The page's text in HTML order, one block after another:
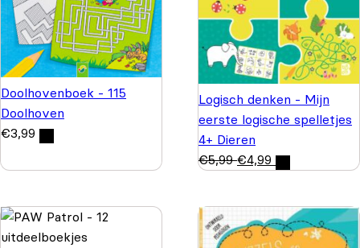
Doolhovenboek - 115
Doolhoven
€3,99
Logisch denken - Mijn
eerste logische spelletjes
4+ Dieren
€5,99 €4,99